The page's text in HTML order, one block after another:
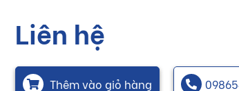
Liên hệ
Thêm vào giỏ hàng